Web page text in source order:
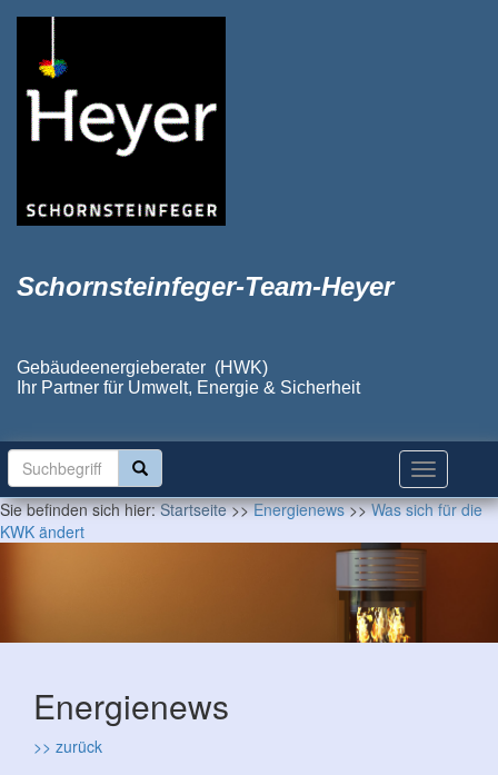
Schornsteinfeger-Team-Heyer
Gebäudeenergieberater (HWK)
Ihr Partner für Umwelt, Energie & Sicherheit
Sie befinden sich hier:Startseite>>Energienews>>Was sich für die
KWK ändert
Energienews
>> zurück